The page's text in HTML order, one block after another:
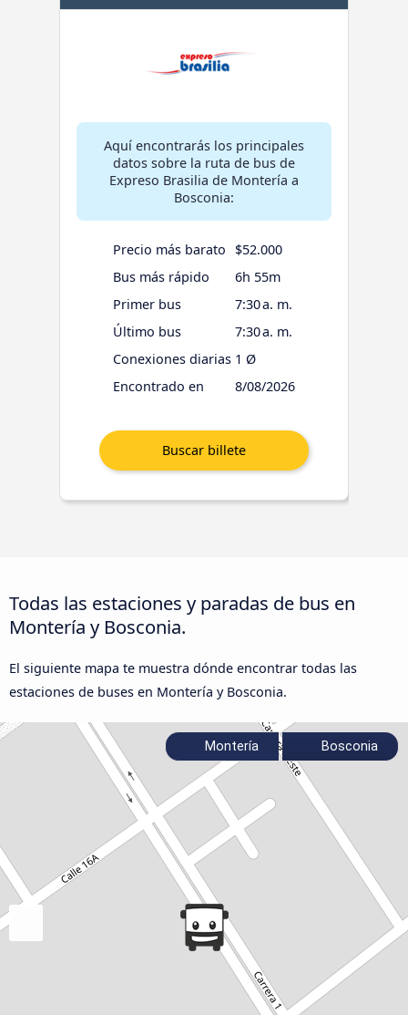
Aquí encontrarás los principales
datos sobre la ruta de bus de
Expreso Brasilia de Montería a
Bosconia:
Precio más barato
$52.000
Bus más rápido
6h 55m
Primer bus
7:30 a. m.
Último bus
7:30 a. m.
Conexiones diarias 1 Ø
Encontrado en
8/08/2026
Todas las estaciones y paradas de bus en
Montería y Bosconia.
El siguiente mapa te muestra dónde encontrar todas las
estaciones de buses en Montería y Bosconia.
Montería Bosconia